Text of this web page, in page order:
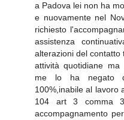
a Padova lei non ha
e nuovamente nel
richiesto
assistenza
alterazioni del contatto
attività quotidiane
me lo ha negato
100%,inabile al lavoro
104 art 3 comma
accompagnamento